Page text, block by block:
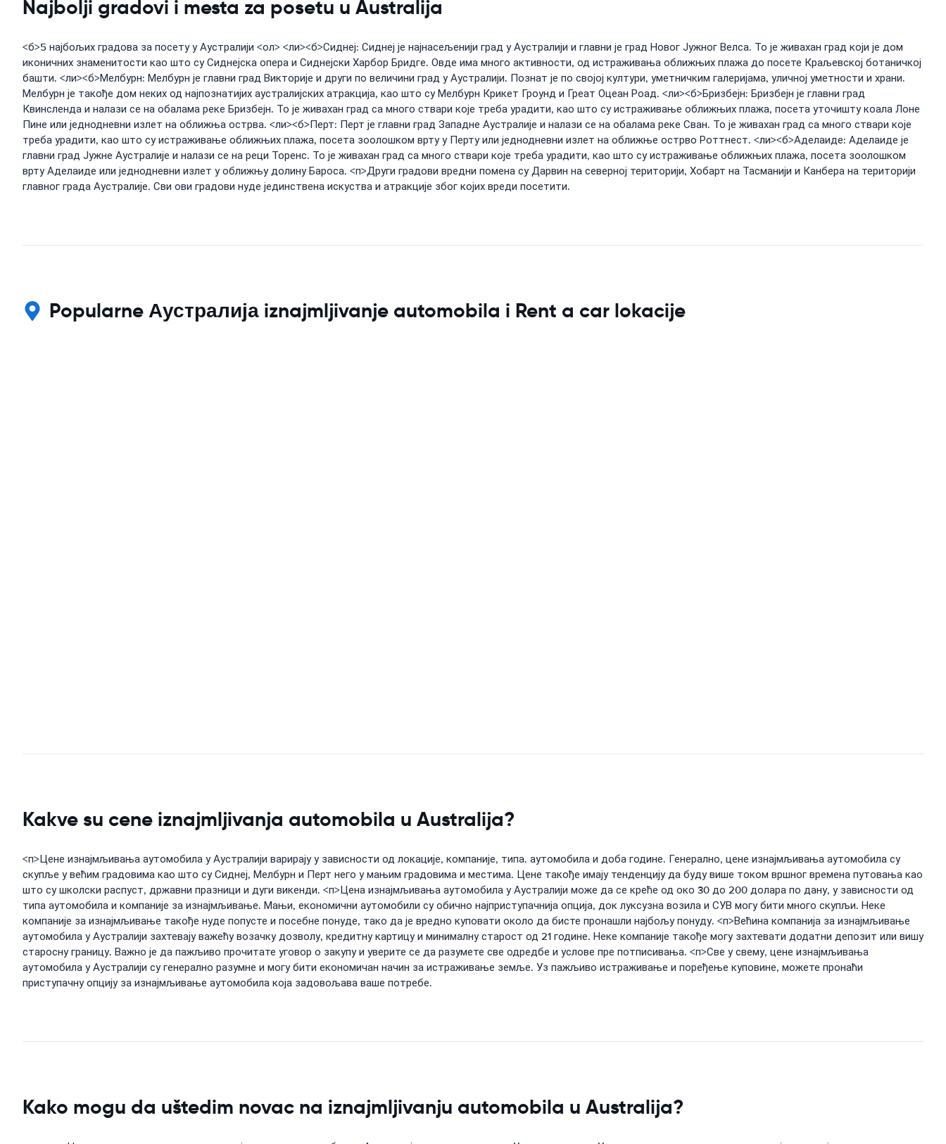
Najbolji gradovi i mesta za posetu u Australija
<б>5 најбољих градова за посету у Аустралији <ол> <ли><б>Сиднеј: Сиднеј је најнасељенији град у Аустралији и главни је град Новог Јужног Велса. То је живахан град који је дом
иконичних знаменитости као што су Сиднејска опера и Сиднејски Харбор Бридге. Овде има много активности, од истраживања оближњих плажа до посете Краљевској ботаничкој
башти. <ли><б>Мелбурн: Мелбурн је главни град Викторије и други по величини град у Аустралији. Познат је по својој култури, уметничким галеријама, уличној уметности и храни.
Мелбурн је такође дом неких од најпознатијих аустралијских атракција, као што су Мелбурн Крикет Гроунд и Греат Оцеан Роад. <ли><б>Бризбејн: Бризбејн је главни град
Квинсленда и налази се на обалама реке Бризбејн. То је живахан град са много ствари које треба урадити, као што су истраживање оближњих плажа, посета уточишту коала Лоне
Пине или једнодневни излет на оближња острва. <ли><б>Перт: Перт је главни град Западне Аустралије и налази се на обалама реке Сван. То је живахан град са много ствари које
треба урадити, као што су истраживање оближњих плажа, посета зоолошком врту у Перту или једнодневни излет на оближње острво Роттнест. <ли><б>Аделаиде: Аделаиде је
главни град Јужне Аустралије и налази се на реци Торенс. То је живахан град са много ствари које треба урадити, као што су истраживање оближњих плажа, посета зоолошком
врту Аделаиде или једнодневни излет у оближњу долину Бароса. <п>Други градови вредни помена су Дарвин на северној територији, Хобарт на Тасманији и Канбера на територији
главног града Аустралије. Сви ови градови нуде јединствена искуства и атракције због којих вреди посетити.
Popularne Аустралија iznajmljivanje automobila i Rent a car lokacije
Kakve su cene iznajmljivanja automobila u Australija?
<п>Цене изнајмљивања аутомобила у Аустралији варирају у зависности од локације, компаније, типа. аутомобила и доба године. Генерално, цене изнајмљивања аутомобила су
скупље у већим градовима као што су Сиднеј, Мелбурн и Перт него у мањим градовима и местима. Цене такође имају тенденцију да буду више током вршног времена путовања као
што су школски распуст, државни празници и дуги викенди. <п>Цена изнајмљивања аутомобила у Аустралији може да се креће од око 30 до 200 долара по дану, у зависности од
типа аутомобила и компаније за изнајмљивање. Мањи, економични аутомобили су обично најприступачнија опција, док луксузна возила и СУВ могу бити много скупљи. Неке
компаније за изнајмљивање такође нуде попусте и посебне понуде, тако да је вредно куповати около да бисте пронашли најбољу понуду. <п>Већина компанија за изнајмљивање
аутомобила у Аустралији захтевају важећу возачку дозволу, кредитну картицу и минималну старост од 21 године. Неке компаније такође могу захтевати додатни депозит или вишу
старосну границу. Важно је да пажљиво прочитате уговор о закупу и уверите се да разумете све одредбе и услове пре потписивања. <п>Све у свему, цене изнајмљивања
аутомобила у Аустралији су генерално разумне и могу бити економичан начин за истраживање земље. Уз пажљиво истраживање и поређење куповине, можете пронаћи
приступачну опцију за изнајмљивање аутомобила која задовољава ваше потребе.
Kako mogu da uštedim novac na iznajmljivanju automobila u Australija?